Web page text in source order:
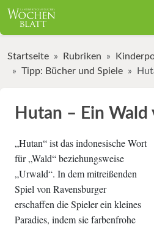
Startseite Rubriken
Tipp: Bücher und Spiele
Hutan – Ein Wald
„Hutan“ ist das indonesische Wort
für „Wald“ beziehungsweise
„Urwald“. In dem mitreißenden
Spiel von Ravensburger
erschaffen die Spieler ein kleines
Paradies, indem sie farbenfrohe